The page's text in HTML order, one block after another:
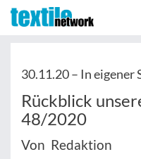
30.11.20 – In eigener
Rückblick
48/2020
Von Redaktion